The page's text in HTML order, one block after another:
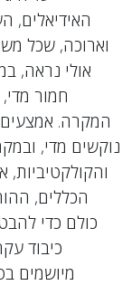
האידיאלים,
וארוכה, שכל
אולי נראה,
חמור
המקרה. אמצעים
נוקשים מדי,
הכללים,
כולם כדי
כיבוד
מיושמים